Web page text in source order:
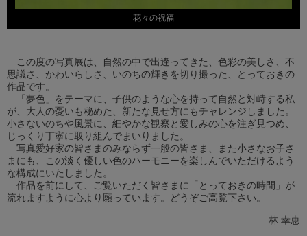
花々の祝福
この度の写真展は、自然の中で出逢ってきた、色彩の美しさ、不
思議さ、かわいらしさ、いのちの輝きを切り撮った、とっておきの
作品です。
「夢色」をテーマに、子供のような心を持って自然と対峙する私
が、大人の憂いも秘めた、新たな見せ方にもチャレンジしました。
小さないのちや風景に、細やかな観察と愛しみの心を注ぎ見つめ、
じっくり丁寧に取り組んでまいりました。
写真愛好家の皆さまのみならず一般の皆さま、また小さなお子さ
まにも、この淡く優しい色のハーモニーを楽しんでいただけるよう
な構成にいたしました。
作品を前にして、ご覧いただく皆さまに「とっておきの時間」が
流れますように心より願っています。どうぞご高覧下さい。
林 幸恵